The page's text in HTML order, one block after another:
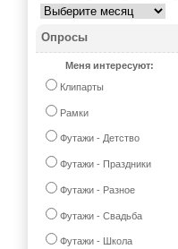
Опросы
Меня интересуют:
Клипарты
Рамки
Футажи - Детство
Футажи - Праздники
Футажи - Разное
Футажи - Свадьба
Футажи - Школа